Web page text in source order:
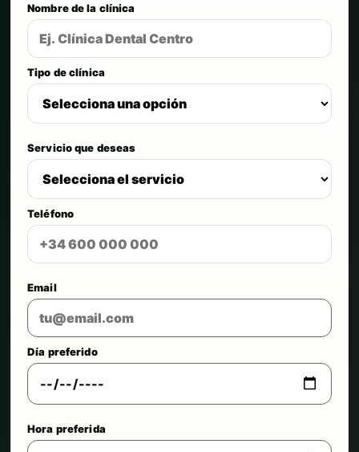
Nombre de la clínica
Tipo de clínica
Servicio que deseas
Teléfono
Email
Día preferido
Hora preferida